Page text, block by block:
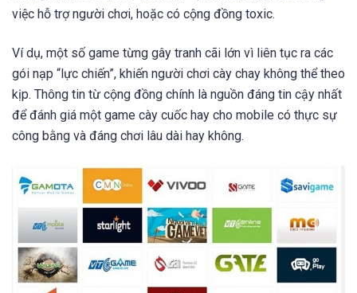
việc hỗ trợ người chơi, hoặc có cộng đồng toxic.
Ví dụ, một số game từng gây tranh cãi lớn vì liên tục ra các
gói nạp “lực chiến”, khiến người chơi cày chay không thể theo
kịp. Thông tin từ cộng đồng chính là nguồn đáng tin cậy nhất
để đánh giá một game cày cuốc hay cho mobile có thực sự
công bằng và đáng chơi lâu dài hay không.